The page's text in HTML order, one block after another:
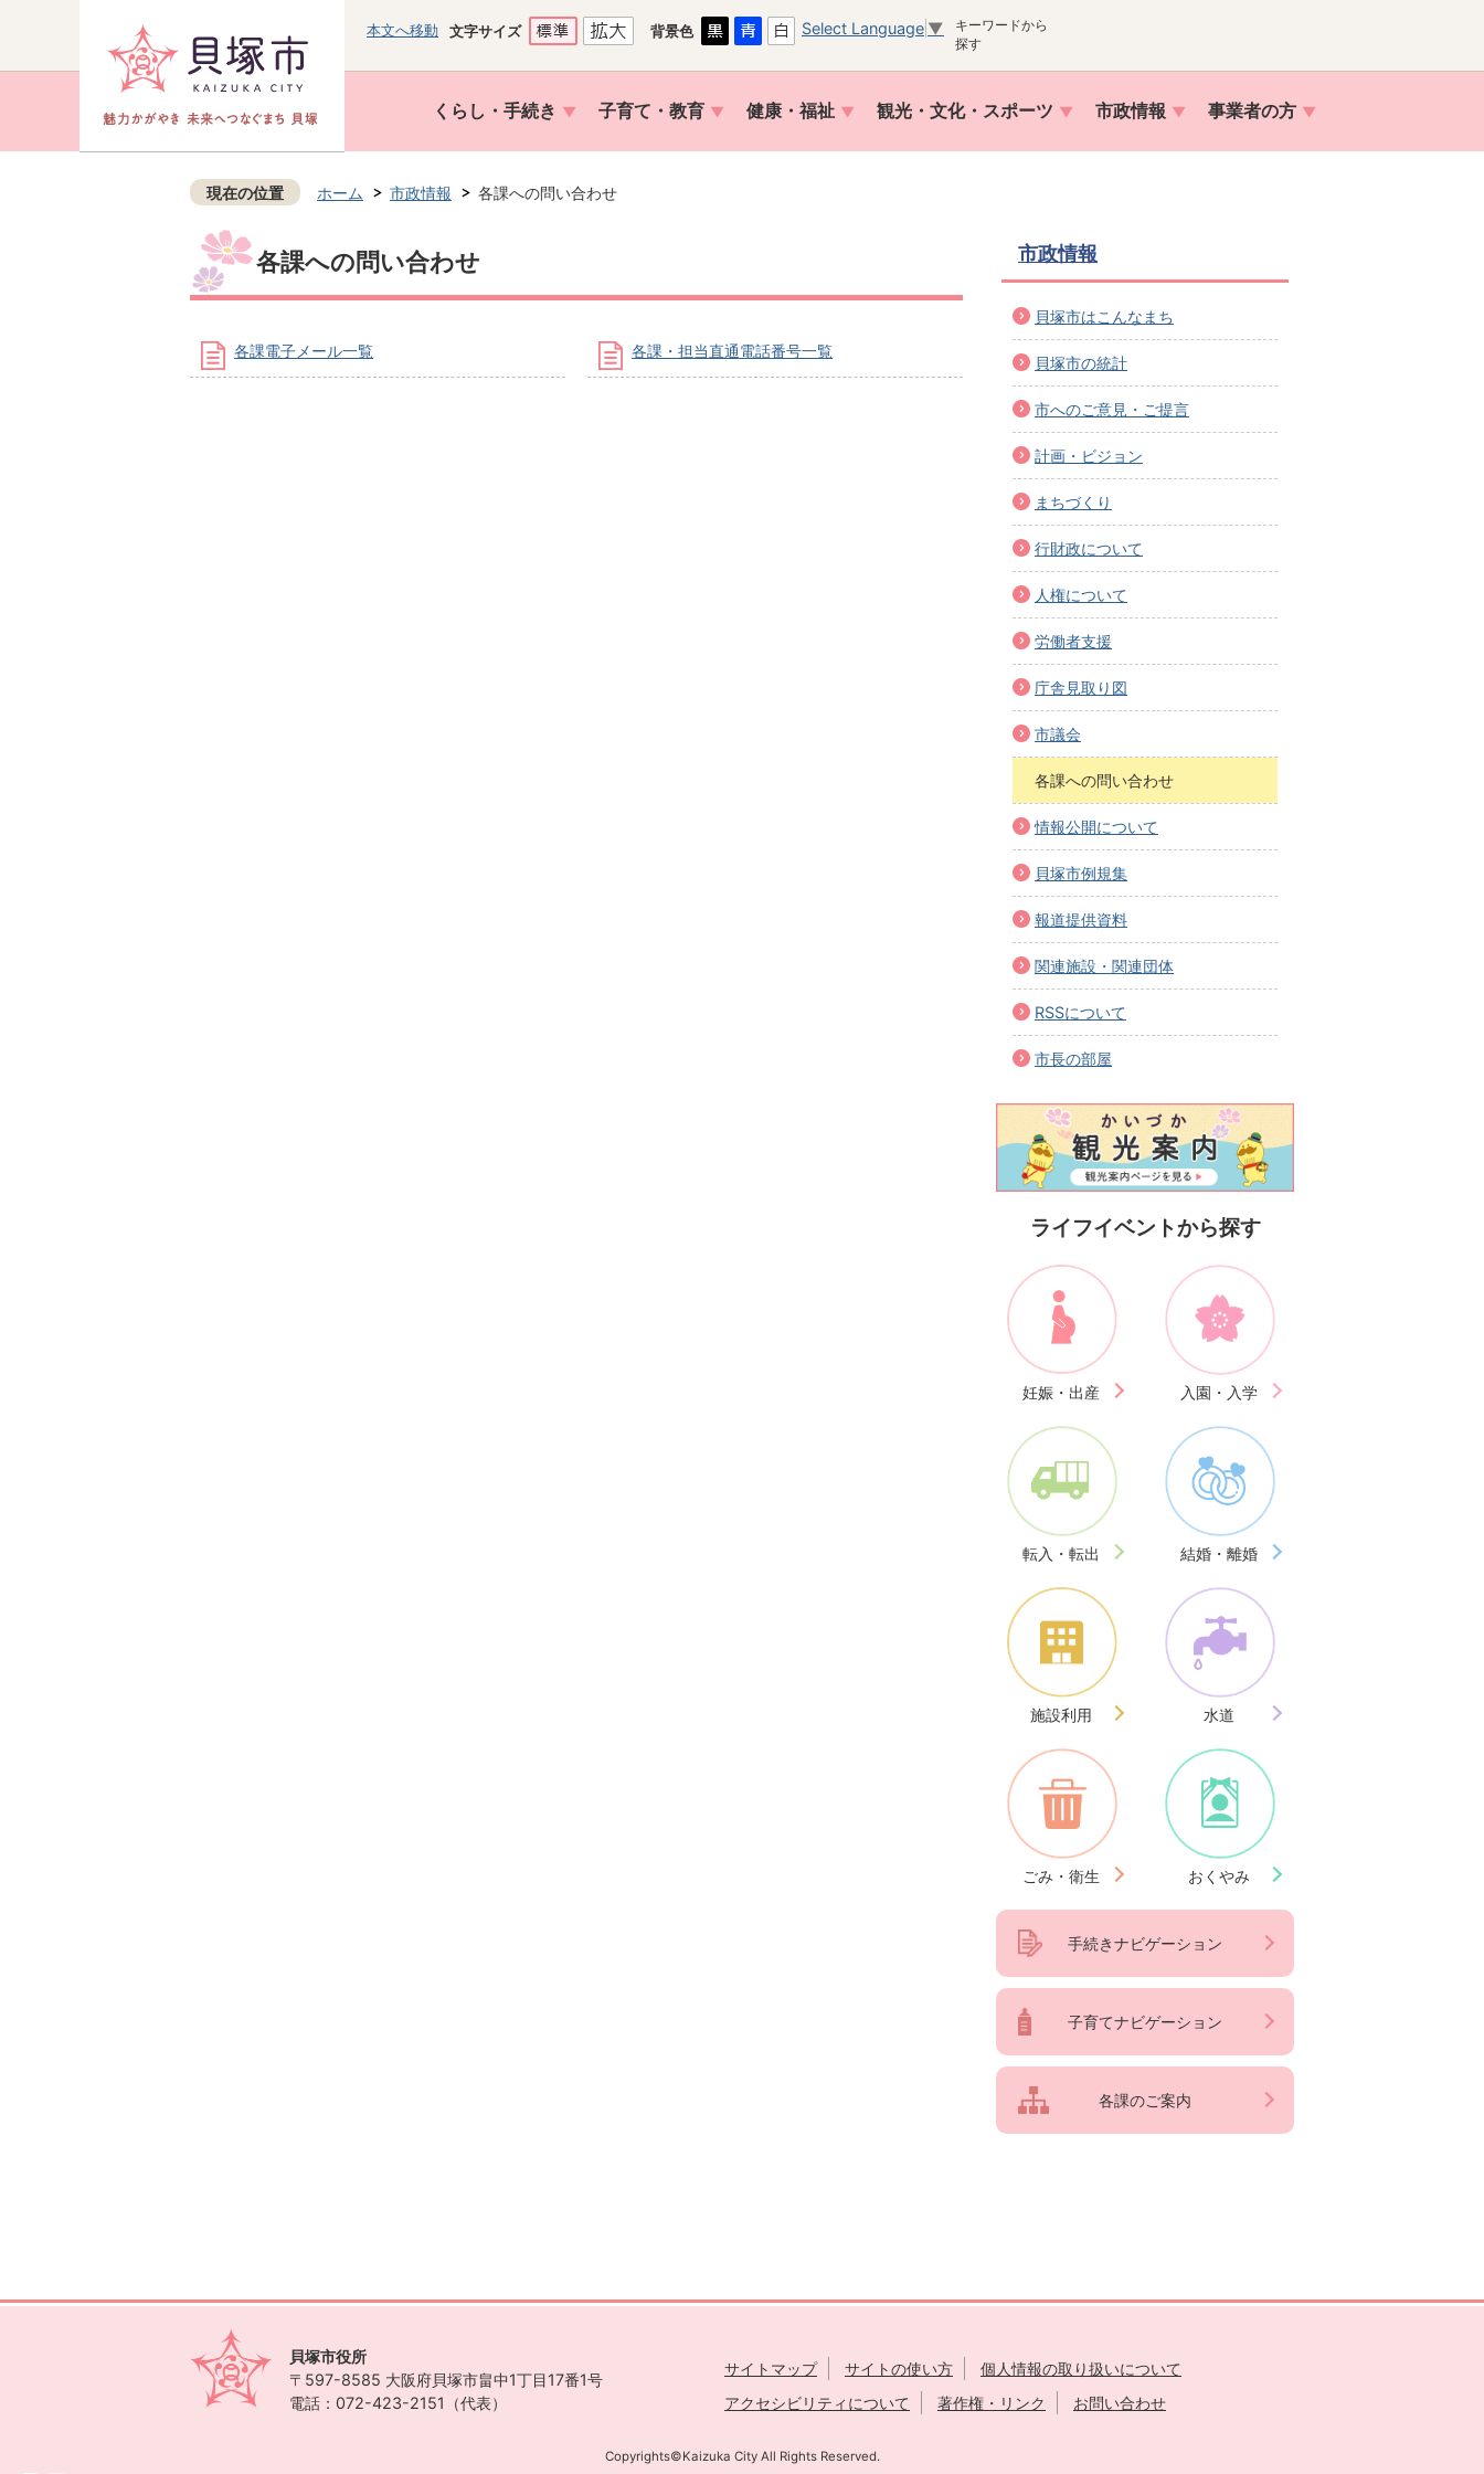
本文へ移動 文字サイズ 背景色 Select Language ▼
キーワードから
探す
くらし・手続き 子育て・教育 健康・福祉 観光・文化・スポーツ 市政情報 事業者の方
現在の位置 ホーム 市政情報 各課への問い合わせ
各課への問い合わせ
各課電子メール一覧 各課・担当直通電話番号一覧
市政情報
貝塚市はこんなまち
貝塚市の統計
市へのご意見・ご提言
計画・ビジョン
まちづくり
行財政について
人権について
労働者支援
庁舎見取り図
市議会
各課への問い合わせ
情報公開について
貝塚市例規集
報道提供資料
関連施設・関連団体
RSSについて
市長の部屋
ライフイベントから探す
妊娠・出産 入園・入学
転入・転出 結婚・離婚
施設利用 水道
ごみ・衛生 おくやみ
手続きナビゲーション
子育てナビゲーション
各課のご案内
貝塚市役所
〒597-8585 大阪府貝塚市畠中1丁目17番1号
電話：072-423-2151（代表）
サイトマップ サイトの使い方
個人情報の取り扱いについて
アクセシビリティについて
著作権・リンク お問い合わせ
Copyrights©Kaizuka City All Rights Reserved.